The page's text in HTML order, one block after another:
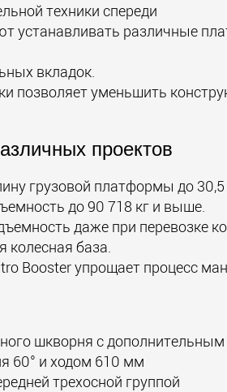
техники спереди
устанавливать различные
вкладок.
позволяет уменьшить
проектов
грузовой платформы до
до 90 718 кг и выше.
даже при перевозке
колесная база.
Booster упрощает процесс
шкворня с
60° и ходом 610 мм
трехосной группой